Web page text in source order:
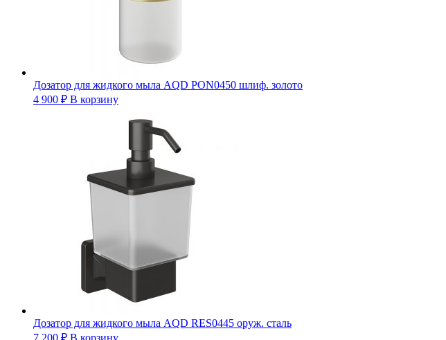
Дозатор для жидкого мыла AQD PON0450 шлиф. золото
4 900 ₽ В корзину
Дозатор для жидкого мыла AQD RES0445 оруж. сталь
7 200 ₽ В корзину